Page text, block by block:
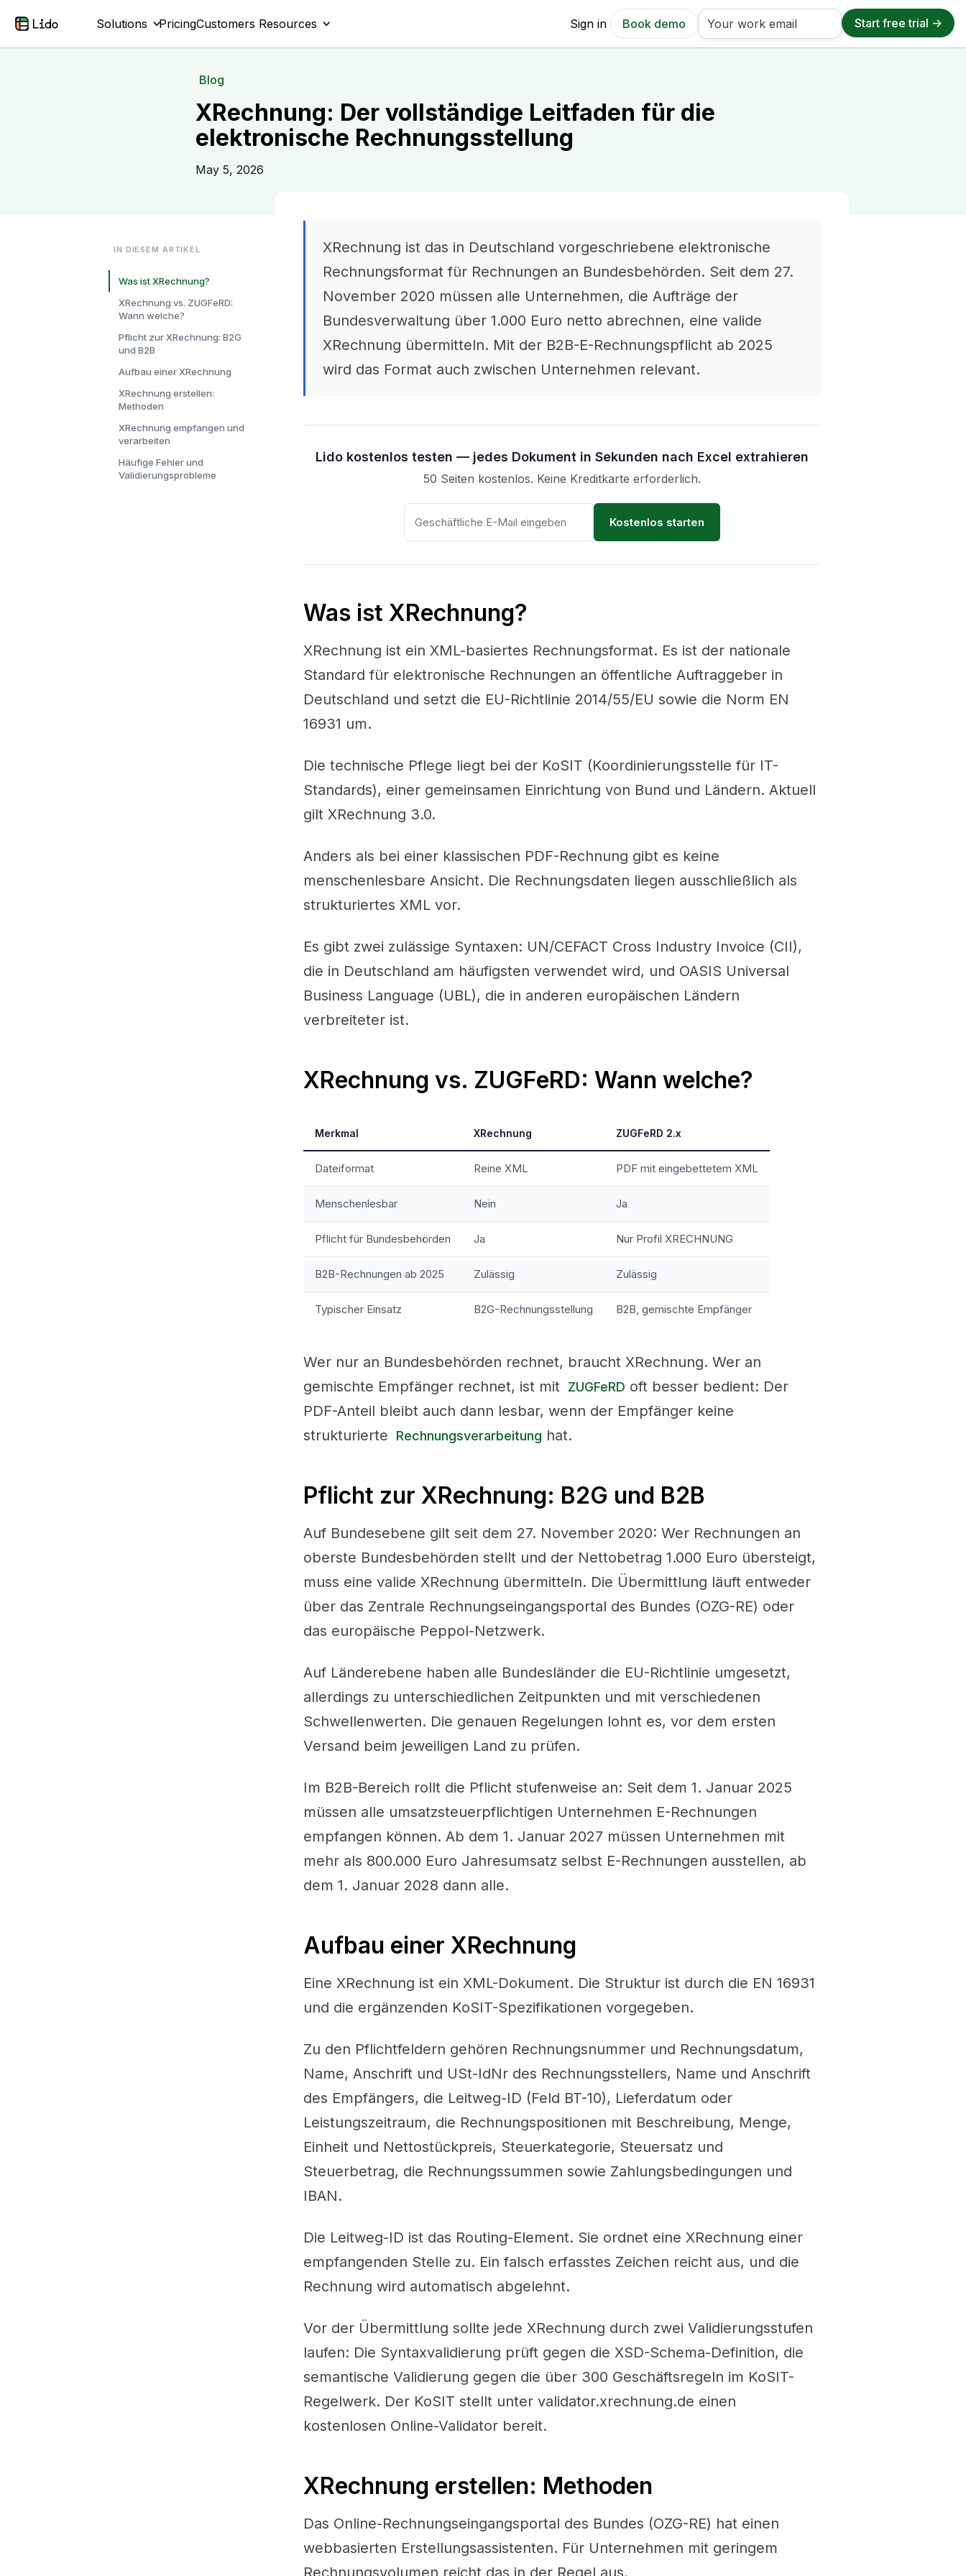
Solutions PricingCustomers Resources Sign in Book demo
Blog
XRechnung: Der vollständige Leitfaden für die
elektronische Rechnungsstellung
May 5, 2026
IN DIESEM ARTIKEL
Was ist XRechnung?
XRechnung vs. ZUGFeRD:
Wann welche?
Pflicht zur XRechnung: B2G
und B2B
Aufbau einer XRechnung
XRechnung erstellen:
Methoden
XRechnung empfangen und
verarbeiten
Häufige Fehler und
Validierungsprobleme
XRechnung ist das in Deutschland vorgeschriebene elektronische
Rechnungsformat für Rechnungen an Bundesbehörden. Seit dem 27.
November 2020 müssen alle Unternehmen, die Aufträge der
Bundesverwaltung über 1.000 Euro netto abrechnen, eine valide
XRechnung übermitteln. Mit der B2B-E-Rechnungspflicht ab 2025
wird das Format auch zwischen Unternehmen relevant.
Lido kostenlos testen — jedes Dokument in Sekunden nach Excel extrahieren
50 Seiten kostenlos. Keine Kreditkarte erforderlich.
Kostenlos starten
Was ist XRechnung?
XRechnung ist ein XML-basiertes Rechnungsformat. Es ist der nationale
Standard für elektronische Rechnungen an öffentliche Auftraggeber in
Deutschland und setzt die EU-Richtlinie 2014/55/EU sowie die Norm EN
16931 um.
Die technische Pflege liegt bei der KoSIT (Koordinierungsstelle für IT-
Standards), einer gemeinsamen Einrichtung von Bund und Ländern. Aktuell
gilt XRechnung 3.0.
Anders als bei einer klassischen PDF-Rechnung gibt es keine
menschenlesbare Ansicht. Die Rechnungsdaten liegen ausschließlich als
strukturiertes XML vor.
Es gibt zwei zulässige Syntaxen: UN/CEFACT Cross Industry Invoice (CII),
die in Deutschland am häufigsten verwendet wird, und OASIS Universal
Business Language (UBL), die in anderen europäischen Ländern
verbreiteter ist.
XRechnung vs. ZUGFeRD: Wann welche?
Merkmal XRechnung ZUGFeRD 2.x
Dateiformat Reine XML PDF mit eingebettetem XML
Menschenlesbar Nein Ja
Pflicht für Bundesbehörden Ja Nur Profil XRECHNUNG
B2B-Rechnungen ab 2025 Zulässig Zulässig
Typischer Einsatz B2G-Rechnungsstellung B2B, gemischte Empfänger
Wer nur an Bundesbehörden rechnet, braucht XRechnung. Wer an
gemischte Empfänger rechnet, ist mit ZUGFeRD oft besser bedient: Der
PDF-Anteil bleibt auch dann lesbar, wenn der Empfänger keine
strukturierte
Rechnungsverarbeitung hat.
Pflicht zur XRechnung: B2G und B2B
Auf Bundesebene gilt seit dem 27. November 2020: Wer Rechnungen an
oberste Bundesbehörden stellt und der Nettobetrag 1.000 Euro übersteigt,
muss eine valide XRechnung übermitteln. Die Übermittlung läuft entweder
über das Zentrale Rechnungseingangsportal des Bundes (OZG-RE) oder
das europäische Peppol-Netzwerk.
Auf Länderebene haben alle Bundesländer die EU-Richtlinie umgesetzt,
allerdings zu unterschiedlichen Zeitpunkten und mit verschiedenen
Schwellenwerten. Die genauen Regelungen lohnt es, vor dem ersten
Versand beim jeweiligen Land zu prüfen.
Im B2B-Bereich rollt die Pflicht stufenweise an: Seit dem 1. Januar 2025
müssen alle umsatzsteuerpflichtigen Unternehmen E-Rechnungen
empfangen können. Ab dem 1. Januar 2027 müssen Unternehmen mit
mehr als 800.000 Euro Jahresumsatz selbst E-Rechnungen ausstellen, ab
dem 1. Januar 2028 dann alle.
Aufbau einer XRechnung
Eine XRechnung ist ein XML-Dokument. Die Struktur ist durch die EN 16931
und die ergänzenden KoSIT-Spezifikationen vorgegeben.
Zu den Pflichtfeldern gehören Rechnungsnummer und Rechnungsdatum,
Name, Anschrift und USt-IdNr des Rechnungsstellers, Name und Anschrift
des Empfängers, die Leitweg-ID (Feld BT-10), Lieferdatum oder
Leistungszeitraum, die Rechnungspositionen mit Beschreibung, Menge,
Einheit und Nettostückpreis, Steuerkategorie, Steuersatz und
Steuerbetrag, die Rechnungssummen sowie Zahlungsbedingungen und
IBAN.
Die Leitweg-ID ist das Routing-Element. Sie ordnet eine XRechnung einer
empfangenden Stelle zu. Ein falsch erfasstes Zeichen reicht aus, und die
Rechnung wird automatisch abgelehnt.
Vor der Übermittlung sollte jede XRechnung durch zwei Validierungsstufen
laufen: Die Syntaxvalidierung prüft gegen die XSD-Schema-Definition, die
semantische Validierung gegen die über 300 Geschäftsregeln im KoSIT-
Regelwerk. Der KoSIT stellt unter validator.xrechnung.de einen
kostenlosen Online-Validator bereit.
XRechnung erstellen: Methoden
Das Online-Rechnungseingangsportal des Bundes (OZG-RE) hat einen
webbasierten Erstellungsassistenten. Für Unternehmen mit geringem
Rechnungsvolumen reicht das in der Regel aus.